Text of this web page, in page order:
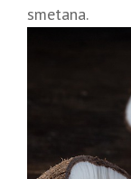
smetana.